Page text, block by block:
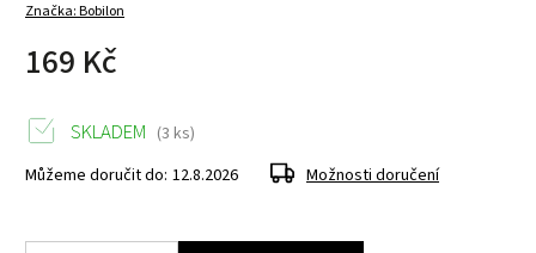
Značka:Bobilon
169 Kč
SKLADEM (3 ks)
Můžeme doručit do: 12.8.2026 Možnosti doručení